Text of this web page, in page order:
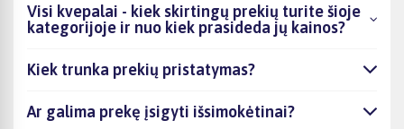
Visi kvepalai - kiek skirtingų prekių turite šioje
kategorijoje ir nuo kiek prasideda jų kainos?
Kiek trunka prekių pristatymas?
Ar galima prekę įsigyti išsimokėtinai?